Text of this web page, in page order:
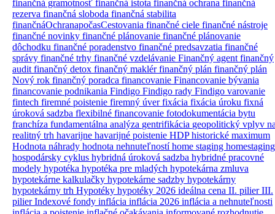
finančná gramotnosť finančná istota finančná ochrana finančná
rezerva finančná sloboda finančná stabilita
finančnáOchranapočasCestovania finančné ciele finančné nástroje
finančné novinky finančné plánovanie finančné plánovanie
dôchodku finančné poradenstvo finančné predsavzatia finančné
správy finančné trhy finančné vzdelávanie Finančný agent finančný
audit finančný detox finančný maklérfinančný plán finančný plán
Nový rok finančný poradca financovanie Financovanie bývania
financovanie podnikania Findigo Findigo rady Findigo varovanie
fintech firemné poistenie firemný úverfixácia fixácia úroku fixná
úroková sadzba flexibilné financovanie fotodokumentácia bytu
franchíza fundamentálna analýza gentrifikácia geopolitický vplyv
realitný trh havarijne havarijné poistenie HDPhistorické maximum
Hodnota náhrady hodnota nehnuteľnostíhome staging homestaging
hospodársky cyklus hybridná úroková sadzba hybridné pracovné
modely hypotéka hypotéka pre mladých hypotekárna zmluva
hypotekárne kalkulačky hypotekárne sadzby hypotekárny
hypotekárny trh Hypotéky hypotéky 2026 ideálna cena II. pilierIII.
pilierIndexové fondy inflácia inflácia 2026 inflácia a nehnuteľnosti